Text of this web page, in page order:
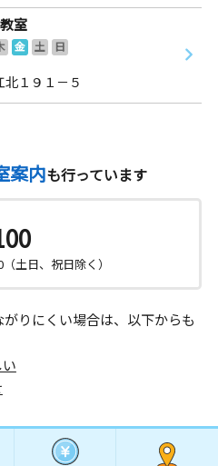
室
金 土
日
１９１－５
案内も行っています
土日、祝日除く）
りにくい場合は、以下からも